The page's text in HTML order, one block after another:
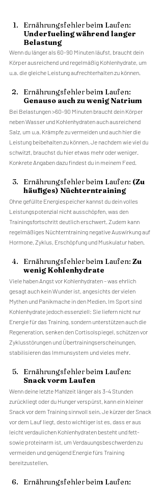
Ernährungsfehler beim Laufen:
Underfueling während langer
Belastung
Wenn du länger als 60-90 Minuten läufst, braucht dein
Körper ausreichend und regelmäßig Kohlenhydrate, um
u.a. die gleiche Leistung aufrechterhalten zu können.
Ernährungsfehler beim Laufen:
Genauso auch zu wenig Natrium
Bei Belastungen >60-90 Minuten braucht dein Körper
neben Wasser und Kohlenhydraten auch ausreichend
Salz, um u.a. Krämpfe zu vermeiden und auch hier die
Leistung beibehalten zu können. Je nachdem wie viel du
schwitzt, brauchst du hier etwas mehr oder weniger.
Konkrete Angaben dazu findest du in meinem Feed.
Ernährungsfehler beim Laufen: (Zu
häufiges) Nüchterntraining
Ohne gefüllte Energiespeicher kannst du dein volles
Leistungspotenzial nicht ausschöpfen, was den
Trainingsfortschritt deutlich erschwert. Zudem kann
regelmäßiges Nüchterntraining negative Auswirkung auf
Hormone, Zyklus, Erschöpfung und Muskulatur haben.
Ernährungsfehler beim Laufen: Zu
wenig Kohlenhydrate
Viele haben Angst vor Kohlenhydraten – was ehrlich
gesagt auch kein Wunder ist, angesichts der vielen
Mythen und Panikmache in den Medien. Im Sport sind
Kohlenhydrate jedoch essenziell: Sie liefern nicht nur
Energie für das Training, sondern unterstützen auch die
Regeneration, senken den Cortisolspiegel, schützen vor
Zyklusstörungen und Übertrainingserscheinungen,
stabilisieren das Immunsystem und vieles mehr.
Ernährungsfehler beim Laufen:
Snack vorm Laufen
Wenn deine letzte Mahlzeit länger als 3–4 Stunden
zurückliegt oder du Hunger verspürst, kann ein kleiner
Snack vor dem Training sinnvoll sein. Je kürzer der Snack
vor dem Lauf liegt, desto wichtiger ist es, dass er aus
leicht verdaulichen Kohlenhydraten besteht und fett-
sowie proteinarm ist, um Verdauungsbeschwerden zu
vermeiden und genügend Energie fürs Training
bereitzustellen.
Ernährungsfehler beim Laufen: